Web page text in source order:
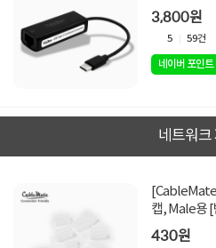
[검정]
3,800원
5 59건
네이버 포인트
네트워크
캡, Male용
430원